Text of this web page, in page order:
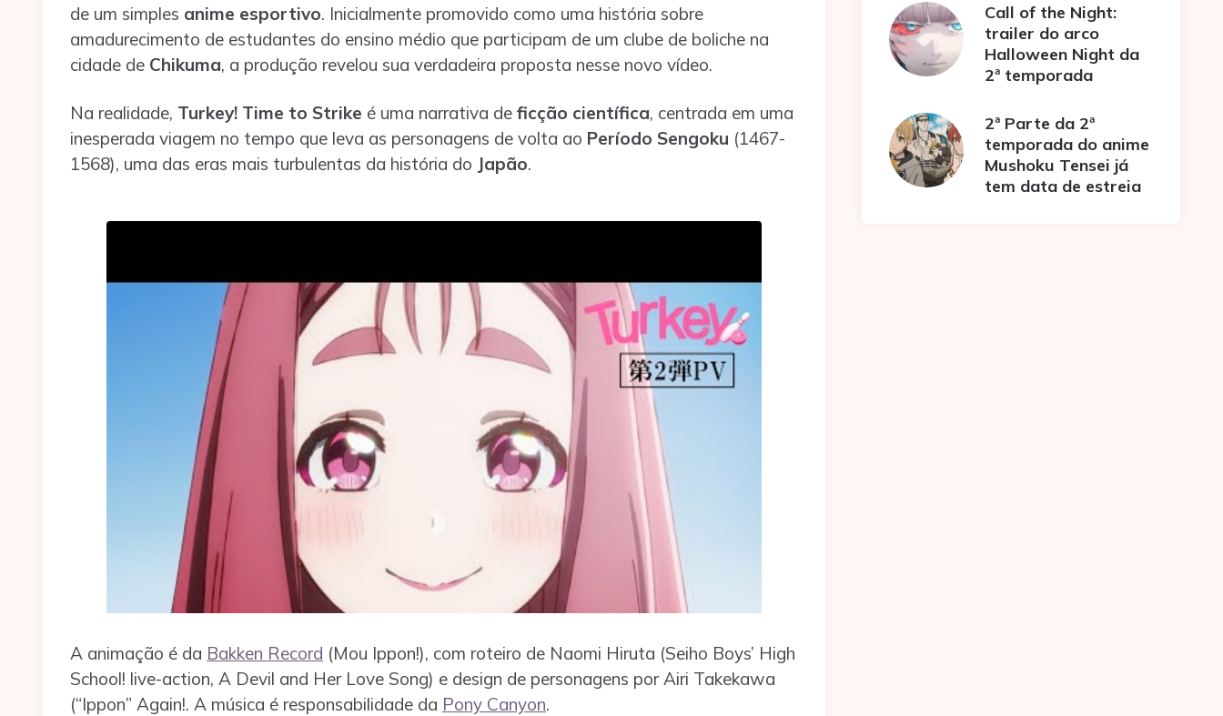
de um simples anime esportivo. Inicialmente promovido como uma história sobre
amadurecimento de estudantes do ensino médio que participam de um clube de boliche na
cidade de Chikuma, a produção revelou sua verdadeira proposta nesse novo vídeo.
Na realidade, Turkey! Time to Strike é uma narrativa de ficção científica, centrada em uma
inesperada viagem no tempo que leva as personagens de volta ao Período Sengoku (1467-
1568), uma das eras mais turbulentas da história do Japão.
A animação é da Bakken Record (Mou Ippon!), com roteiro de Naomi Hiruta (Seiho Boys’ High
School! live-action, A Devil and Her Love Song) e design de personagens por Airi Takekawa
(“Ippon” Again!. A música é responsabilidade da Pony Canyon.
Call of the Night:
trailer do arco
Halloween Night da
2ª temporada
2ª Parte da 2ª
temporada do anime
Mushoku Tensei já
tem data de estreia